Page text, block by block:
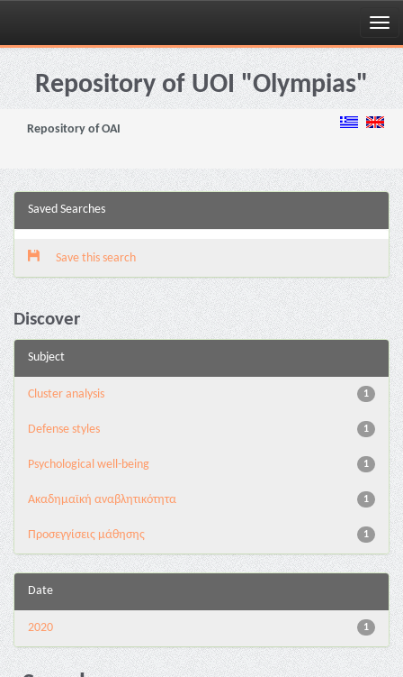
Skip
navigationRepository of UOI "Olympias"
Repository of OAI
Saved Searches
Save this search
Discover
Subject
1
Cluster analysis
1
Defense styles
1
Psychological well-being
1
Ακαδημαϊκή αναβλητικότητα
1
Προσεγγίσεις μάθησης
Date
1
2020